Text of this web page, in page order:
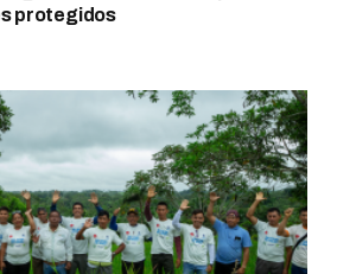
protegidos